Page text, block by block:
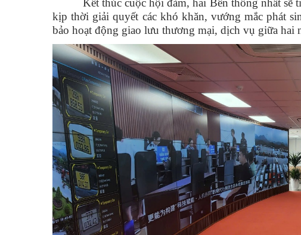
Kết thúc cuộc hội đàm, hai Bên thống nhất sẽ
kịp thời giải quyết các khó khăn, vướng mắc phát
bảo hoạt động giao lưu thương mại, dịch vụ giữa hai